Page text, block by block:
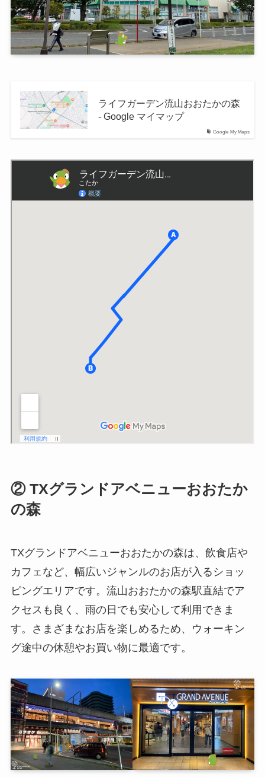
Google My Maps
ライフガーデン流山おおたかの森
- Google マイマップ
② TXグランドアベニューおおたか
の森
TXグランドアベニューおおたかの森は、飲食店や
カフェなど、幅広いジャンルのお店が入るショッ
ピングエリアです。流山おおたかの森駅直結でア
クセスも良く、雨の日でも安心して利用できま
す。さまざまなお店を楽しめるため、ウォーキン
グ途中の休憩やお買い物に最適です。